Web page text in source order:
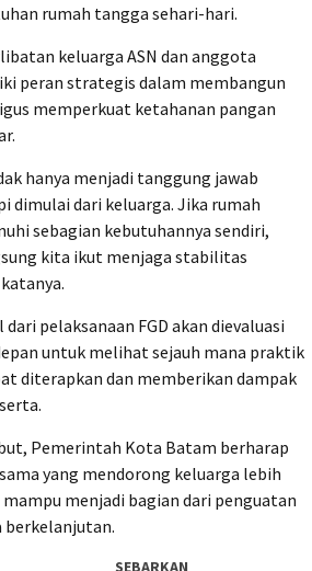
rumah tangga sehari-hari.
keluarga ASN dan anggota
peran strategis dalam membangun
memperkuat ketahanan pangan
hanya menjadi tanggung jawab
dimulai dari keluarga. Jika rumah
sebagian kebutuhannya sendiri,
kita ikut menjaga stabilitas
pelaksanaan FGD akan dievaluasi
untuk melihat sejauh mana praktik
diterapkan dan memberikan dampak
Pemerintah Kota Batam berharap
yang mendorong keluarga lebih
menjadi bagian dari penguatan
berkelanjutan.
SEBARKAN